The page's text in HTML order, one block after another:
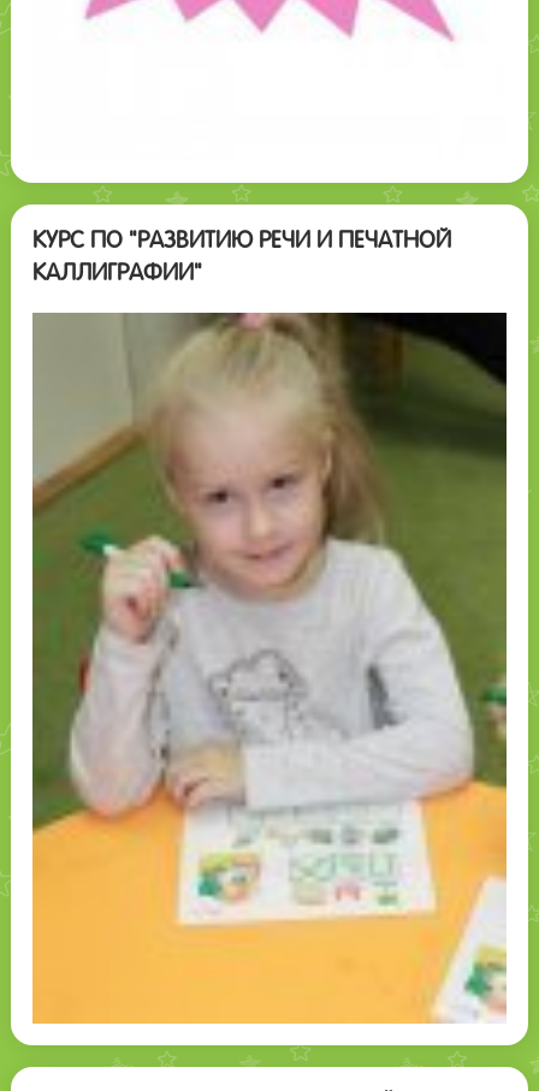
КУРС ПО "РАЗВИТИЮ РЕЧИ И ПЕЧАТНОЙ
КАЛЛИГРАФИИ"